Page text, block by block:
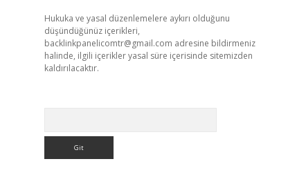
Hukuka ve yasal düzenlemelere aykırı olduğunu
düşündüğünüz içerikleri,
backlinkpanelicomtr@gmail.com adresine bildirmeniz
halinde, ilgili içerikler yasal süre içerisinde sitemizden
kaldırılacaktır.